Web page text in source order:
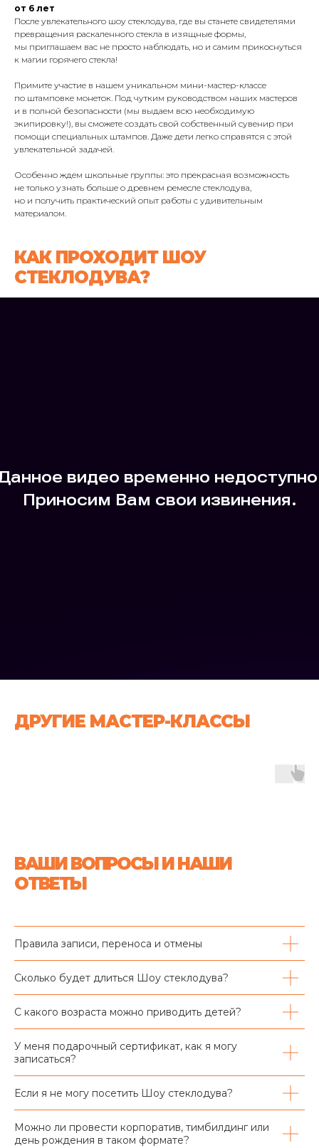
от 6 лет
После увлекательного шоу стеклодува, где вы станете свидетелями
превращения раскаленного стекла в изящные формы,
мы приглашаем вас не просто наблюдать, но и самим прикоснуться
к магии горячего стекла!
Примите участие в нашем уникальном мини-мастер-классе
по штамповке монеток. Под чутким руководством наших мастеров
и в полной безопасности (мы выдаем всю необходимую
экипировку!), вы сможете создать свой собственный сувенир при
помощи специальных штампов. Даже дети легко справятся с этой
увлекательной задачей.
Особенно ждем школьные группы: это прекрасная возможность
не только узнать больше о древнем ремесле стеклодува,
но и получить практический опыт работы с удивительным
материалом.
КАК ПРОХОДИТ ШОУ
СТЕКЛОДУВА?
ДРУГИЕ МАСТЕР-КЛАССЫ
ВАШИ ВОПРОСЫ И НАШИ
ОТВЕТЫ
Правила записи, переноса и отмены
Сколько будет длиться Шоу стеклодува?
С какого возраста можно приводить детей?
У меня подарочный сертификат, как я могу
записаться?
Если я не могу посетить Шоу стеклодува?
Можно ли провести корпоратив, тимбилдинг или
день рождения в таком формате?